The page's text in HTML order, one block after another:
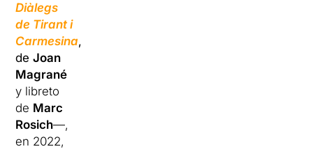
Diàlegs
de Tirant i
Carmesina,
deJoan
Magrané
y libreto
de Marc
Rosich—,
en 2022,